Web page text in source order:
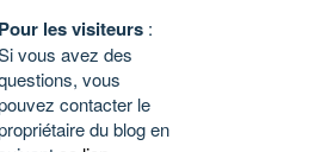
Pour les visiteurs :
vous avez des
vous
contacter le
du blog en